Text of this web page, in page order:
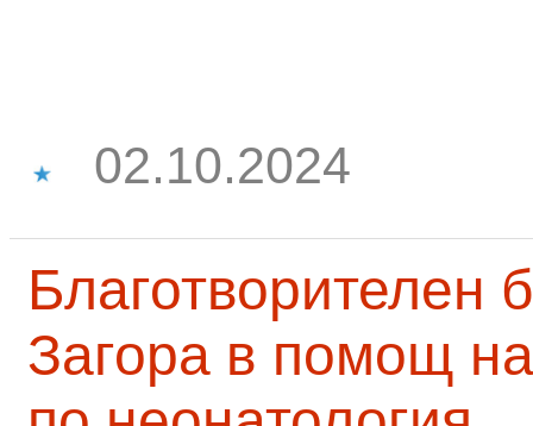
02.10.2024
Благотворителен
Загора в помощ